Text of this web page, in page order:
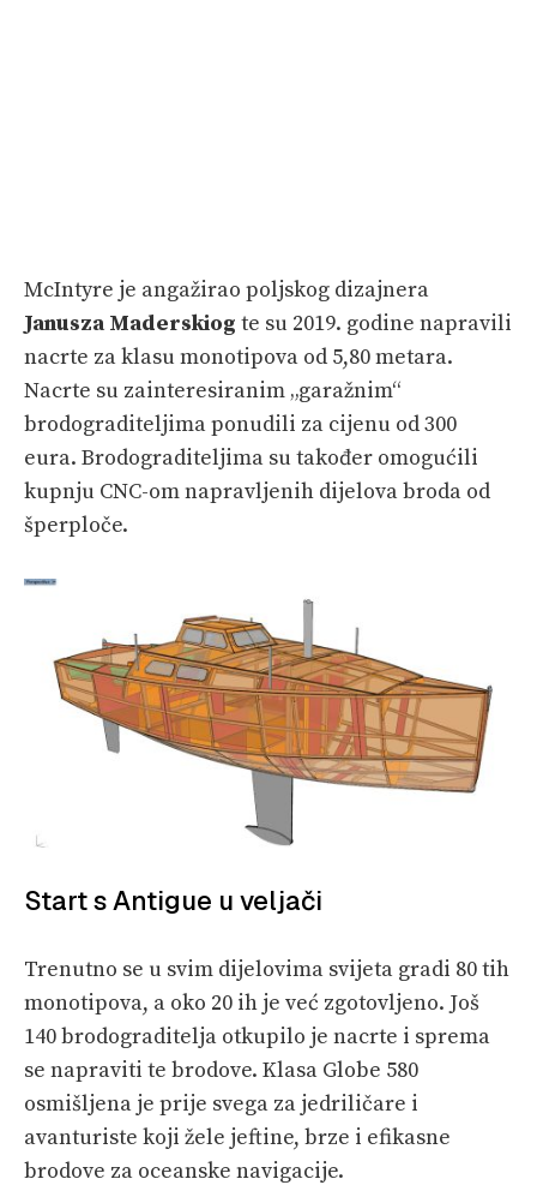
McIntyre je angažirao poljskog dizajnera
Janusza Maderskiog te su 2019. godine napravili
nacrte za klasu monotipova od 5,80 metara.
Nacrte su zainteresiranim „garažnim“
brodograditeljima ponudili za cijenu od 300
eura. Brodograditeljima su također omogućili
kupnju CNC-om napravljenih dijelova broda od
šperploče.
Start s Antigue u veljači
Trenutno se u svim dijelovima svijeta gradi 80 tih
monotipova, a oko 20 ih je već zgotovljeno. Još
140 brodograditelja otkupilo je nacrte i sprema
se napraviti te brodove. Klasa Globe 580
osmišljena je prije svega za jedriličare i
avanturiste koji žele jeftine, brze i efikasne
brodove za oceanske navigacije.